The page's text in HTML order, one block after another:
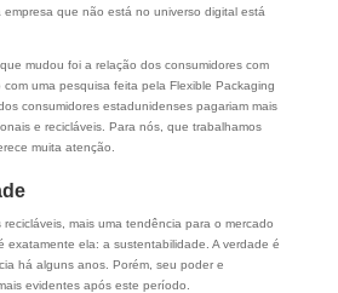
que não está no universo digital está
mudou foi a relação dos consumidores com
uma pesquisa feita pela Flexible Packaging
consumidores estadunidenses pagariam mais
e recicláveis. Para nós, que trabalhamos
muita atenção.
mais uma tendência para o mercado
exatamente ela: a sustentabilidade. A verdade é
há alguns anos. Porém, seu poder e
evidentes após este período.